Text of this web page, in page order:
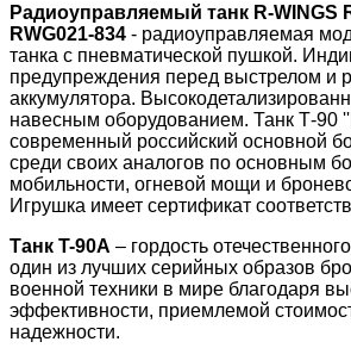
Радиоуправляемый танк R-WINGS
RWG021-834 - радиоуправляемая
танка с пневматической пушкой.
предупреждения перед выстрелом и
аккумулятора.
навесным оборудованием. Танк Т-90
современный российский основной
среди своих аналогов по основным
мобильности, огневой мощи и
Игрушка имеет сертификат
Tанк T-90А – гордость
один из лучших серийных образов
военной техники в мире благодаря
эффективности, приемлемой
надежности.